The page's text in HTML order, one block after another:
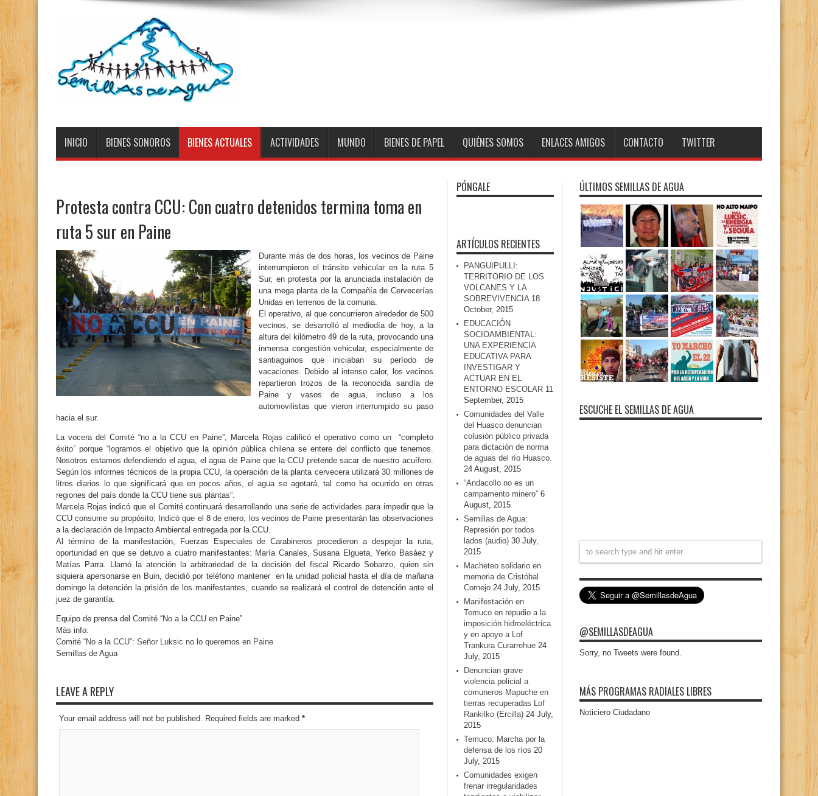
INICIO BIENES SONOROS BIENES ACTUALES ACTIVIDADES MUNDO BIENES DE PAPEL QUIÉNES SOMOS ENLACES AMIGOS CONTACTO TWITTER
Protesta contra CCU: Con cuatro detenidos termina toma en
ruta 5 sur en Paine
Durante más de dos horas, los vecinos de Paine
interrumpieron el tránsito vehicular en la ruta 5
Sur, en protesta por la anunciada instalación de
una mega planta de la Compañía de Cervecerías
Unidas en terrenos de la comuna.
El operativo, al que concurrieron alrededor de 500
vecinos, se desarrolló al mediodía de hoy, a la
altura del kilómetro 49 de la ruta, provocando una
inmensa congestión vehicular, especialmente de
santiaguinos que iniciaban su período de
vacaciones. Debido al intenso calor, los vecinos
repartieron trozos de la reconocida sandía de
Paine y vasos de agua, incluso a los
automovilistas que vieron interrumpido su paso
hacia el sur.
La vocera del Comité “no a la CCU en Paine”, Marcela Rojas calificó el operativo como un “completo
éxito” porque “logramos el objetivo que la opinión pública chilena se entere del conflicto que tenemos.
Nosotros estamos defendiendo el agua, el agua de Paine que la CCU pretende sacar de nuestro acuífero.
Según los informes técnicos de la propia CCU, la operación de la planta cervecera utilizará 30 millones de
litros diarios lo que significará que en pocos años, el agua se agotará, tal como ha ocurrido en otras
regiones del país donde la CCU tiene sus plantas”.
Marcela Rojas indicó que el Comité continuará desarrollando una serie de actividades para impedir que la
CCU consume su propósito. Indicó que el 8 de enero, los vecinos de Paine presentarán las observaciones
a la declaración de Impacto Ambiental entregada por la CCU.
Al término de la manifestación, Fuerzas Especiales de Carabineros procedieron a despejar la ruta,
oportunidad en que se detuvo a cuatro manifestantes: María Canales, Susana Elgueta, Yerko Basáez y
Matías Parra. Llamó la atención la arbitrariedad de la decisión del fiscal Ricardo Sobarzo, quien sin
siquiera apersonarse en Buin, decidió por teléfono mantener en la unidad policial hasta el día de mañana
domingo la detención la prisión de los manifestantes, cuando se realizará el control de detención ante el
juez de garantía.
Equipo de prensa del Comité “No a la CCU en Paine”
Más info:
Comité “No a la CCU”: Señor Luksic no lo queremos en Paine
Semillas de Agua
LEAVE A REPLY
Your email address will not be published. Required fields are marked *
PÓNGALE
ARTÍCULOS RECIENTES
PANGUIPULLI:
TERRITORIO DE LOS
VOLCANES Y LA
SOBREVIVENCIA 18
October, 2015
EDUCACIÓN
SOCIOAMBIENTAL:
UNA EXPERIENCIA
EDUCATIVA PARA
INVESTIGAR Y
ACTUAR EN EL
ENTORNO ESCOLAR 11
September, 2015
Comunidades del Valle
del Huasco denuncian
colusión público privada
para dictación de norma
de aguas del río Huasco.
24 August, 2015
“Andacollo no es un
campamento minero” 6
August, 2015
Semillas de Agua:
Represión por todos
lados (audio) 30 July,
2015
Macheteo solidario en
memoria de Cristóbal
Cornejo 24 July, 2015
Manifestación en
Temuco en repudio a la
imposición hidroeléctrica
y en apoyo a Lof
Trankura Curarrehue 24
July, 2015
Denuncian grave
violencia policial a
comuneros Mapuche en
tierras recuperadas Lof
Rankilko (Ercilla) 24 July,
2015
Temuco: Marcha por la
defensa de los ríos 20
July, 2015
Comunidades exigen
frenar irregularidades
ÚLTIMOS SEMILLAS DE AGUA
ESCUCHE EL SEMILLAS DE AGUA
@SEMILLASDEAGUA
Sorry, no Tweets were found.
MÁS PROGRAMAS RADIALES LIBRES
Noticiero Ciudadano